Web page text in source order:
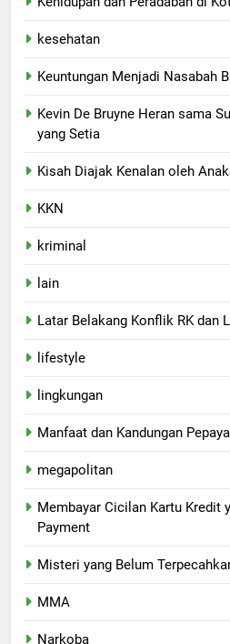
kesehatan
Keuntungan Menjadi Nasabah
Kevin De Bruyne Heran sama
yang Setia
Kisah Diajak Kenalan oleh
KKN
kriminal
lain
Latar Belakang Konflik RK dan
lifestyle
lingkungan
Manfaat dan Kandungan
megapolitan
Membayar Cicilan Kartu Kredit
Payment
Misteri yang Belum
MMA
Narkoba